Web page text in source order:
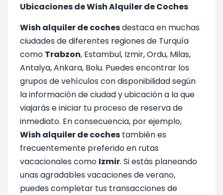
Ubicaciones de Wish Alquiler de Coches
Wish alquiler de cochesdestaca en muchas
ciudades de diferentes regiones de Turquía
como Trabzon, Estambul, Izmir, Ordu, Milas,
Antalya, Ankara, Bolu. Puedes encontrar los
grupos de vehículos con disponibilidad según
la información de ciudad y ubicación a la que
viajarás e iniciar tu proceso de reserva de
inmediato. En consecuencia, por ejemplo,
Wish alquiler de coches también es
frecuentemente preferido en rutas
vacacionales como Izmir. Si estás planeando
unas agradables vacaciones de verano,
puedes completar tus transacciones de